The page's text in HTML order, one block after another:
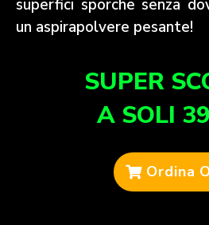
superfici sporche senza
un aspirapolvere pesante!
SUPER
A SOLI
Ordina